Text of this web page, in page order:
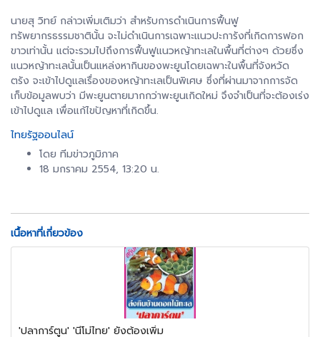
นายสุ วิทย์ กล่าวเพิ่มเติมว่า สำหรับการดำเนินการฟื้นฟู
ทรัพยากรธรรมชาตินั้น จะไม่ดำเนินการเฉพาะแนวปะการังที่เกิดการฟอก
ขาวเท่านั้น แต่จะรวมไปถึงการฟื้นฟูแนวหญ้าทะเลในพื้นที่ต่างๆ ด้วยซึ่ง
แนวหญ้าทะเลนั้นเป็นแหล่งหากินของพะยูนโดยเฉพาะในพื้นที่จังหวัด
ตรัง จะเข้าไปดูแลเรื่องของหญ้าทะเลเป็นพิเศษ ซึ่งที่ผ่านมาจากการจัด
เก็บข้อมูลพบว่า มีพะยูนตายมากกว่าพะยูนเกิดใหม่ จึงจำเป็นที่จะต้องเร่ง
เข้าไปดูแล เพื่อแก้ไขปัญหาที่เกิดขึ้น.
ไทยรัฐออนไลน์
โดย ทีมข่าวภูมิภาค
18 มกราคม 2554, 13:20 น.
เนื้อหาที่เกี่ยวข้อง
'ปลาการ์ตูน' 'นีโม่ไทย' ยังต้องเพิ่ม